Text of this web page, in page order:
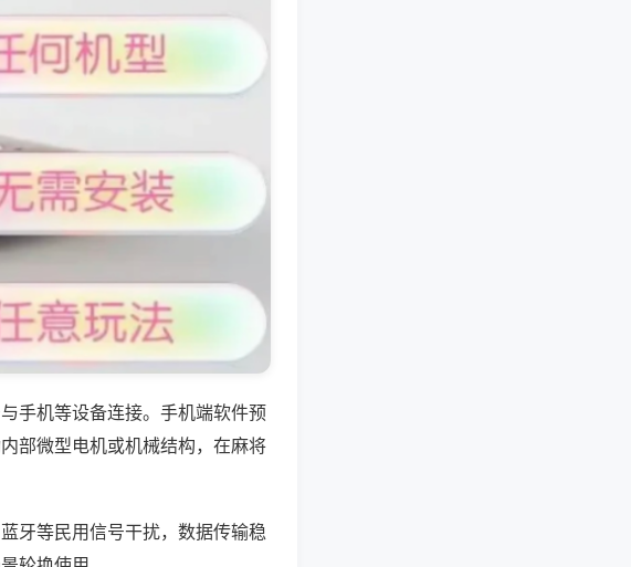
手机等设备连接。手机端软件预
部微型电机或机械结构，在麻将
牙等民用信号干扰，数据传输稳